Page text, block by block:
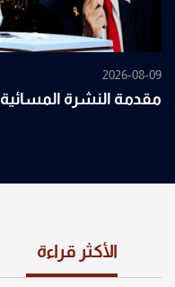
2026-08-09
مقدمة النشرة المسائية 09-08-2026
الأكثر قراءة